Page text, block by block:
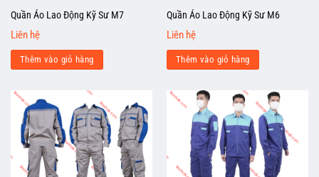
Quần Áo Lao Động Kỹ Sư M7
Liên hệ
Thêm vào giỏ hàng
Quần Áo Lao Động Kỹ Sư M6
Liên hệ
Thêm vào giỏ hàng